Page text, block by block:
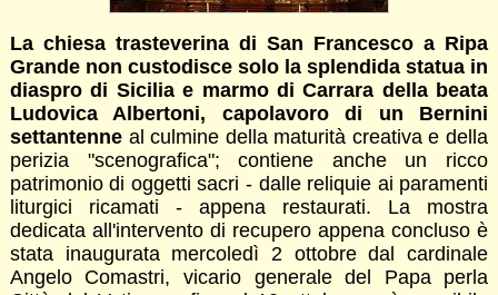
La chiesa trasteverina di San Francesco a Ripa
Grande non custodisce solo la splendida statua in
diaspro di Sicilia e marmo di Carrara della beata
Ludovica Albertoni, capolavoro di un Bernini
settantenneal culmine della maturità creativa e della
perizia "scenografica"; contiene anche un ricco
patrimonio di oggetti sacri - dalle reliquie ai paramenti
liturgici ricamati - appena restaurati. La mostra
dedicata all'intervento di recupero appena concluso è
stata inaugurata mercoledì 2 ottobre dal cardinale
Angelo Comastri, vicario generale del Papa perla